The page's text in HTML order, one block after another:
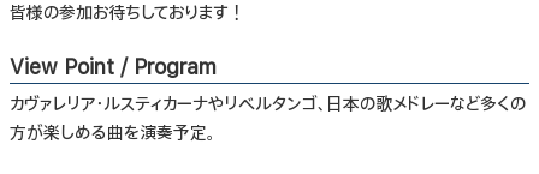
皆様の参加お待ちしております！
View Point / Program
カヴァレリア・ルスティカーナやリベルタンゴ、日本の歌メドレーなど多くの
方が楽しめる曲を演奏予定。